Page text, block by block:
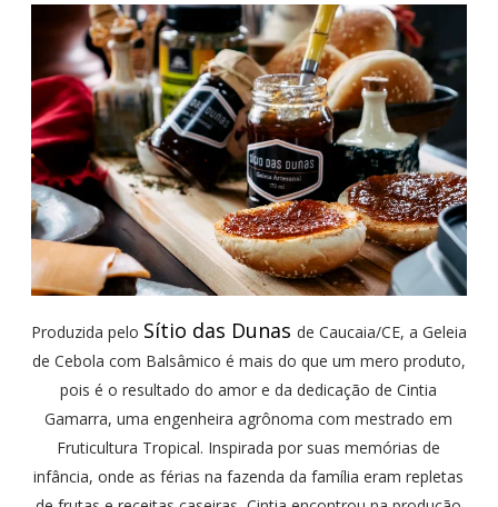
Produzida pelo Sítio das Dunas de Caucaia/CE, a Geleia
de Cebola com Balsâmico é mais do que um mero produto,
pois é o resultado do amor e da dedicação de Cintia
Gamarra, uma engenheira agrônoma com mestrado em
Fruticultura Tropical. Inspirada por suas memórias de
infância, onde as férias na fazenda da família eram repletas